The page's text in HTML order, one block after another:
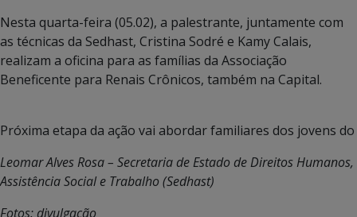
Nesta quarta-feira (05.02), a palestrante, juntamente com
as técnicas da Sedhast, Cristina Sodré e Kamy Calais,
realizam a oficina para as famílias da Associação
Beneficente para Renais Crônicos, também na Capital.
Próxima etapa da ação vai abordar familiares dos jovens
Leomar Alves Rosa – Secretaria de Estado de Direitos Humanos,
Assistência Social e Trabalho (Sedhast)
Fotos: divulgação